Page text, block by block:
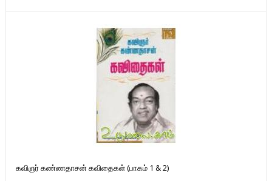
கவிஞர் கண்ணதாசன் கவிதைகள் (பாகம் 1 & 2)